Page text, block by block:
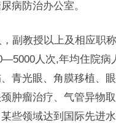
病防治办公室。
教授以上及相应职称
人次,年均住院病
青光眼、角膜移植、
肿瘤治疗、气管异物
些领域达到国际先进